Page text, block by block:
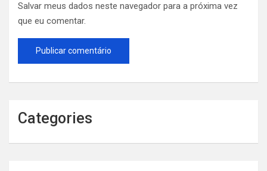
Salvar meus dados neste navegador para a próxima vez
que eu comentar.
Categories